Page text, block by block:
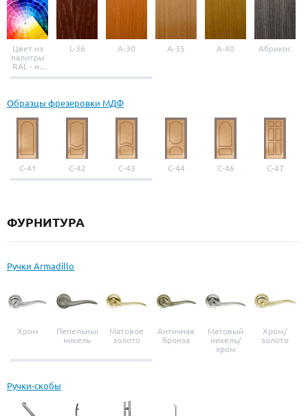
Цвет из
палитры
RAL - на
выбор
L-36 A-30 A-35 A-40 Абрикос
Образцы фрезеровки МДФ
С-41 С-42 С-43 С-44 С-46 С-47
ФУРНИТУРА
Ручки Armadillo
Хром
Пепельный
никель
Матовое
золото
Античная
бронза
Матовый
никель/
хром
Хром/
золото
Ручки-скобы